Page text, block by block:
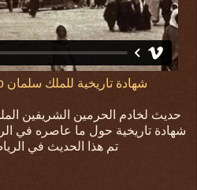
شهادة تاريخية للملك سلمان
حديث لخادم الحرمين الشريفين
شهادة تاريخية حول ما عاصره في
تم هذا الحديث في الرياض